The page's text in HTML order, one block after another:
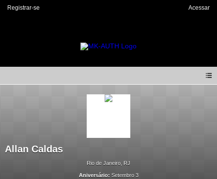
Registrar-se Acessar
Allan Caldas
Rio de Janeiro, RJ
Aniversário: Setembro 3